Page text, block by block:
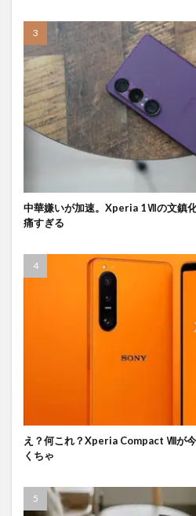
中華嫌いが加速。Xperia 1Ⅶの文鎮
痛すぎる
え？何これ？Xperia Compact Ⅷが
くちゃ